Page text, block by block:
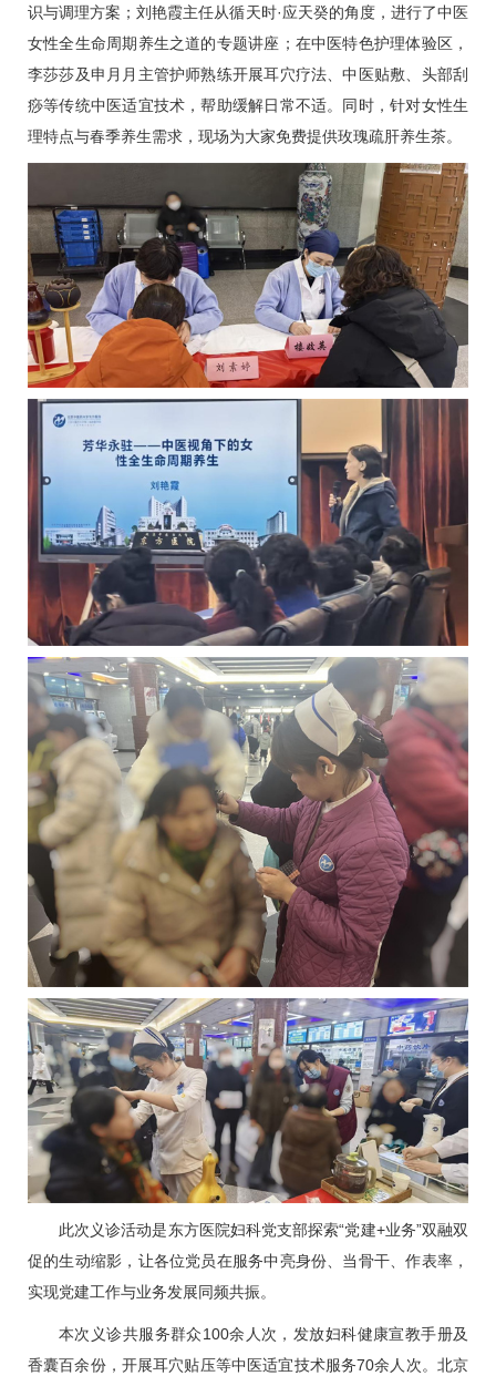
识与调理方案；刘艳霞主任从循天时·应天癸的角度，进行了中医
女性全生命周期养生之道的专题讲座；在中医特色护理体验区，
李莎莎及申月月主管护师熟练开展耳穴疗法、中医贴敷、头部刮
痧等传统中医适宜技术，帮助缓解日常不适。同时，针对女性生
理特点与春季养生需求，现场为大家免费提供玫瑰疏肝养生茶。
此次义诊活动是东方医院妇科党支部探索“党建+业务”双融双
促的生动缩影，让各位党员在服务中亮身份、当骨干、作表率，
实现党建工作与业务发展同频共振。
本次义诊共服务群众100余人次，发放妇科健康宣教手册及
香囊百余份，开展耳穴贴压等中医适宜技术服务70余人次。北京